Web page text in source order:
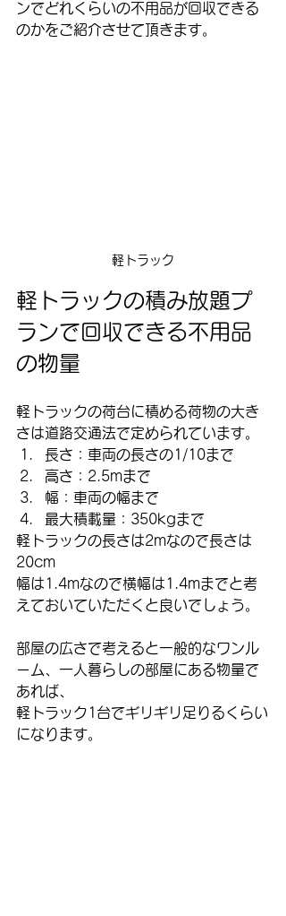
ンでどれくらいの不用品が回収できる
のかをご紹介させて頂きます。
軽トラック
軽トラックの積み放題プ
ランで回収できる不用品
の物量
軽トラックの荷台に積める荷物の大き
さは道路交通法で定められています。
長さ：車両の長さの1/10まで
高さ：2.5mまで
幅：車両の幅まで
最大積載量：350kgまで
軽トラックの長さは2mなので長さは
20cm
幅は1.4mなので横幅は1.4mまでと考
えておいていただくと良いでしょう。
部屋の広さで考えると一般的なワンル
ーム、一人暮らしの部屋にある物量で
あれば、
軽トラック1台でギリギリ足りるくらい
になります。